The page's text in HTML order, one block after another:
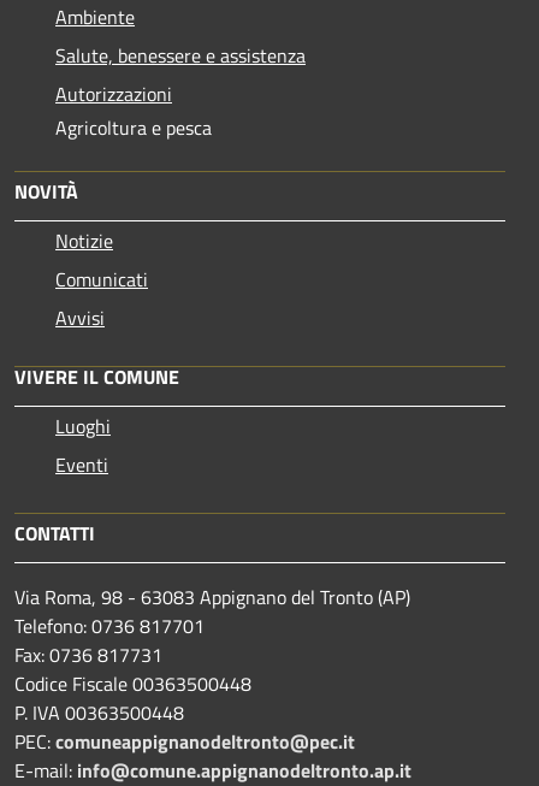
Ambiente
Salute, benessere e assistenza
Autorizzazioni
Agricoltura e pesca
NOVITÀ
Notizie
Comunicati
Avvisi
VIVERE IL COMUNE
Luoghi
Eventi
CONTATTI
Via Roma, 98 - 63083 Appignano del Tronto (AP)
Telefono: 0736 817701
Fax: 0736 817731
Codice Fiscale 00363500448
P. IVA 00363500448
PEC:comuneappignanodeltronto@pec.it
E-mail: info@comune.appignanodeltronto.ap.it